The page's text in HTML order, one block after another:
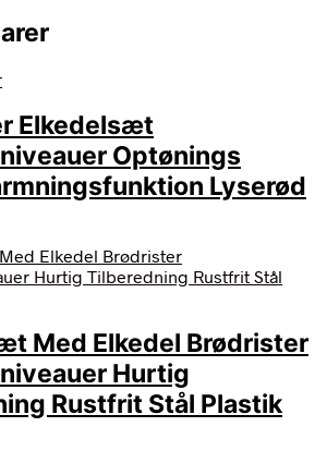
Elkedelsæt
Optønings
Lyserød
Med Elkedel Brødrister
Hurtig
Rustfrit Stål Plastik